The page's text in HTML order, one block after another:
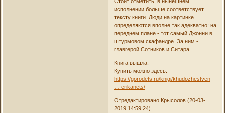
Стоит отметить, в нынешнем
исполнении больше соответствует
тексту книги. Люди на картинке
определяются вполне так адекватно: на
переднем плане - тот самый Джонни в
штурмовом скафандре. За ним -
главгерой Сотников и Ситара.
Книга вышла.
Купить можно здесь:
https://gorodets.ru/knigi/khudozhestven
… erikanets/
Отредактировано Крысолов (20-03-
2019 14:59:24)